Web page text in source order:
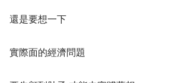
還是要想一下
實際面的經濟問題